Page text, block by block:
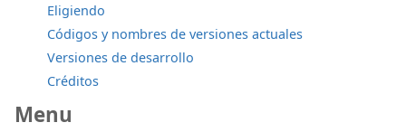
Eligiendo
Códigos y nombres de versiones actuales
Versiones de desarrollo
Créditos
Menu